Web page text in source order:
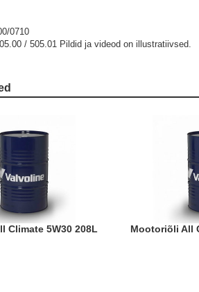
0710
/ 505.01 Pildid ja videod on illustratiivsed.
Climate 5W30 208L Mootoriõli All